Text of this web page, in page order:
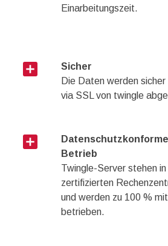
Einarbeitungszeit.
add_box
Sicher
Die Daten werden
via SSL von twingle
add_box
Betrieb
Twingle-Server stehen
zertifizierten
und werden zu 100 %
betrieben.